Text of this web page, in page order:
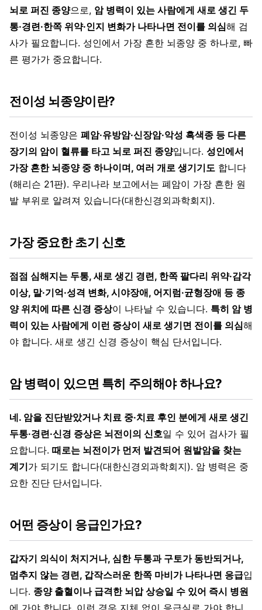
뇌로 퍼진 종양으로, 암 병력이 있는 사람에게 새로 생긴 두
통·경련·한쪽 위약·인지 변화가 나타나면 전이를 의심해 검
사가 필요합니다. 성인에서 가장 흔한 뇌종양 중 하나로, 빠
른 평가가 중요합니다.
전이성 뇌종양이란?
전이성 뇌종양은 폐암·유방암·신장암·악성 흑색종 등 다른
장기의 암이 혈류를 타고 뇌로 퍼진 종양입니다. 성인에서
가장 흔한 뇌종양 중 하나이며, 여러 개로 생기기도 합니다
(해리슨 21판). 우리나라 보고에서는 폐암이 가장 흔한 원
발 부위로 알려져 있습니다(대한신경외과학회지).
가장 중요한 초기 신호
점점 심해지는 두통, 새로 생긴 경련, 한쪽 팔다리 위약·감각
이상, 말·기억·성격 변화, 시야장애, 어지럼·균형장애 등 종
양 위치에 따른 신경 증상이 나타날 수 있습니다. 특히 암 병
력이 있는 사람에게 이런 증상이 새로 생기면 전이를 의심해
야 합니다. 새로 생긴 신경 증상이 핵심 단서입니다.
암 병력이 있으면 특히 주의해야 하나요?
네. 암을 진단받았거나 치료 중·치료 후인 분에게 새로 생긴
두통·경련·신경 증상은 뇌전이의 신호일 수 있어 검사가 필
요합니다. 때로는 뇌전이가 먼저 발견되어 원발암을 찾는
계기가 되기도 합니다(대한신경외과학회지). 암 병력은 중
요한 진단 단서입니다.
어떤 증상이 응급인가요?
갑자기 의식이 처지거나, 심한 두통과 구토가 동반되거나,
멈추지 않는 경련, 갑작스러운 한쪽 마비가 나타나면 응급입
니다. 종양 출혈이나 급격한 뇌압 상승일 수 있어 즉시 병원
에 가야 합니다. 이런 경우 지체 없이 응급실로 가야 합니